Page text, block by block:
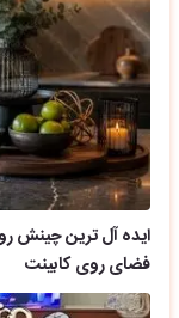
ایده آل ترین چینش
فضای روی کابینت